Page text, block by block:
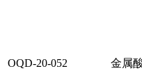
OQD-20-052 金属